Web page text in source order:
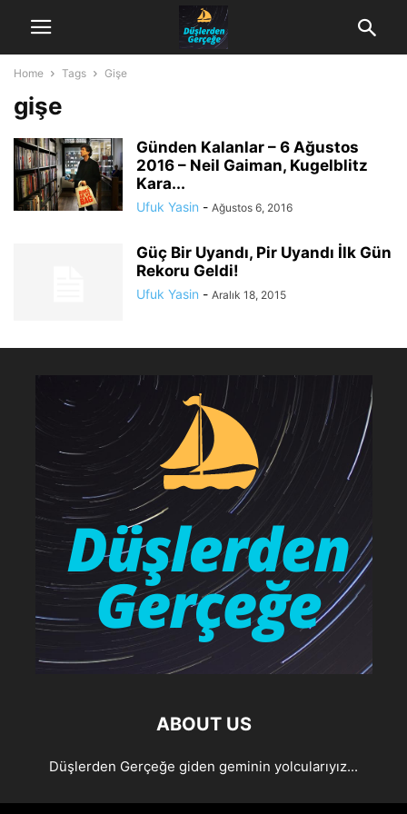
Home Tags Gişe
gişe
Günden Kalanlar – 6 Ağustos
2016 – Neil Gaiman, Kugelblitz
Kara...
Ufuk Yasin - Ağustos 6, 2016
Güç Bir Uyandı, Pir Uyandı İlk Gün
Rekoru Geldi!
Ufuk Yasin - Aralık 18, 2015
ABOUT US
Düşlerden Gerçeğe giden geminin yolcularıyız...